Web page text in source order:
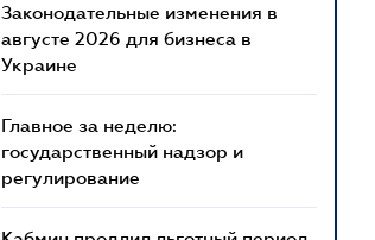
Законодательные изменения в
августе 2026 для бизнеса в
Украине
Главное за неделю:
государственный надзор и
регулирование